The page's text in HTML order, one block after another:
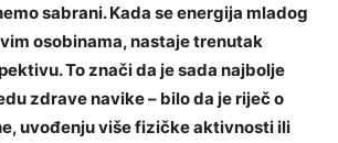
sabrani. Kada se energija mladog
osobinama, nastaje trenutak
To znači da je sada najbolje
zdrave navike – bilo da je riječ o
uvođenju više fizičke aktivnosti ili